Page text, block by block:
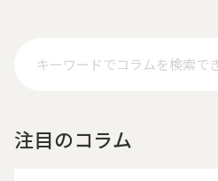
注目のコラム